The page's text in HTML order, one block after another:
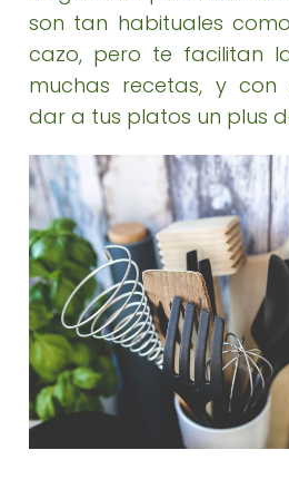
son tan habituales
cazo, pero te facilitan
muchas recetas, y con
dar a tus platos un plus